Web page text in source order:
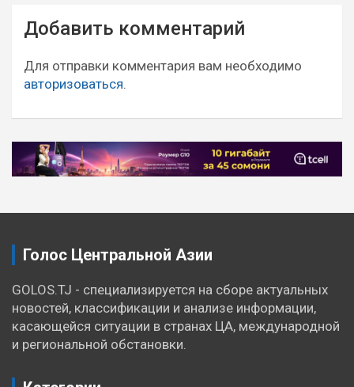
Навигация
по
записям
Добавить комментарий
Для отправки комментария вам необходимо
авторизоваться.
Голос Центральной Азии
GOLOS.TJ - специализируется на сборе актуальных
новостей, классификации и анализе информации,
касающейся ситуации в странах ЦА, международной
и региональной обстановки.